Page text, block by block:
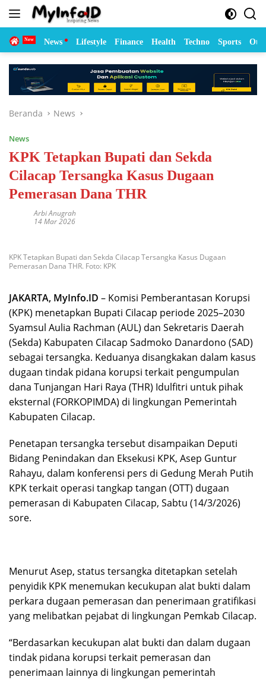
Langsung
Home News Lifestyle Finance Health Techno Sports
Beranda News
News
KPK Tetapkan Bupati dan Sekda
Cilacap Tersangka Kasus Dugaan
Pemerasan Dana THR
Arbi Anugrah
14 Mar 2026
KPK Tetapkan Bupati dan Sekda Cilacap Tersangka Kasus Dugaan
Pemerasan Dana THR. Foto: KPK
JAKARTA, MyInfo.ID – Komisi Pemberantasan Korupsi
(KPK) menetapkan Bupati Cilacap periode 2025–2030
Syamsul Aulia Rachman (AUL) dan Sekretaris Daerah
(Sekda) Kabupaten Cilacap Sadmoko Danardono (SAD)
sebagai tersangka. Keduanya disangkakan dalam kasus
dugaan tindak pidana korupsi terkait pengumpulan
dana Tunjangan Hari Raya (THR) Idulfitri untuk pihak
eksternal (FORKOPIMDA) di lingkungan Pemerintah
Kabupaten Cilacap.
Penetapan tersangka tersebut disampaikan Deputi
Bidang Penindakan dan Eksekusi KPK, Asep Guntur
Rahayu, dalam konferensi pers di Gedung Merah Putih
KPK terkait operasi tangkap tangan (OTT) dugaan
pemerasan di Kabupaten Cilacap, Sabtu (14/3/2026)
sore.
Menurut Asep, status tersangka ditetapkan setelah
penyidik KPK menemukan kecukupan alat bukti dalam
perkara dugaan pemerasan dan penerimaan gratifikasi
yang melibatkan pejabat di lingkungan Pemkab Cilacap.
“Berdasarkan kecukupan alat bukti dan dalam dugaan
tindak pidana korupsi terkait pemerasan dan
penerimaan lainnya di lingkungan pemerintah